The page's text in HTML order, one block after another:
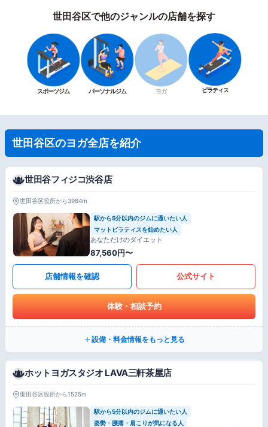
世田谷区で他のジャンルの店舗を探す
スポーツジム パーソナルジム ヨガ ピラティス
世田谷区のヨガ全店を紹介
世田谷フィジコ渋谷店
世田谷区役所から3984m
駅から5分以内のジムに通いたい人
マットピラティスを始めたい人
あなただけのダイエット
87,560円〜
店舗情報を確認 公式サイト
体験・相談予約
設備・料金情報をもっと見る
ホットヨガスタジオ LAVA三軒茶屋店
世田谷区役所から1525m
駅から5分以内のジムに通いたい人
姿勢・腰痛・肩こりが気になる人